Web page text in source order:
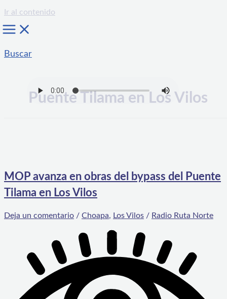
Ir al contenido
Buscar
Puente Tilama en Los Vilos
MOP avanza en obras del bypass del Puente
Tilama en Los Vilos
Deja un comentario / Choapa, Los Vilos / Radio Ruta Norte